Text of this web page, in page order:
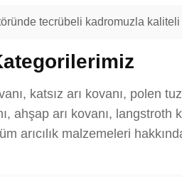
tecrübeli kadromuzla
katsız arı kovanı, polen
ahşap arı kovanı, langstroth
arıcılık malzemeleri